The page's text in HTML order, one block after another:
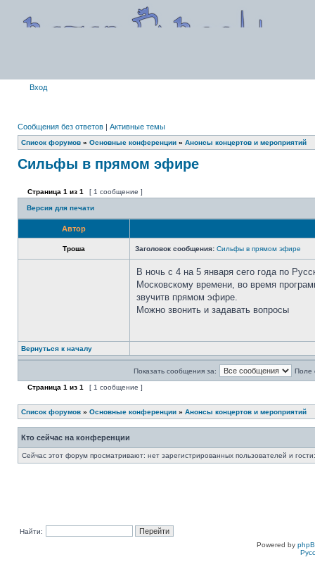
Вход
Сообщения без ответов | Активные темы
Список форумов » Основные конференции » Анонсы концертов и мероприятий
Сильфы в прямом эфире
Страница 1 из 1 [ 1 сообщение ]
Версия для печати
Автор
Троша Заголовок сообщения: Сильфы в прямом эфире
В ночь с 4 на 5 января сего года по
Московскому времени, во время
звучитв прямом эфире.
Можно звонить и задавать вопросы
Вернуться к началу
Показать сообщения за: Поле
Страница 1 из 1 [ 1 сообщение ]
Список форумов » Основные конференции » Анонсы концертов и мероприятий
Кто сейчас на конференции
Сейчас этот форум просматривают: нет зарегистрированных пользователей и
Найти:
Powered by